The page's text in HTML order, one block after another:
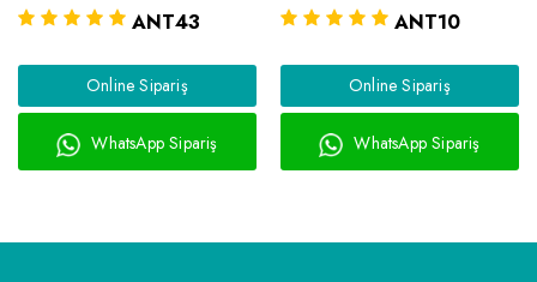
ANT43
Online Sipariş
WhatsApp Sipariş
ANT10
Online Sipariş
WhatsApp Sipariş